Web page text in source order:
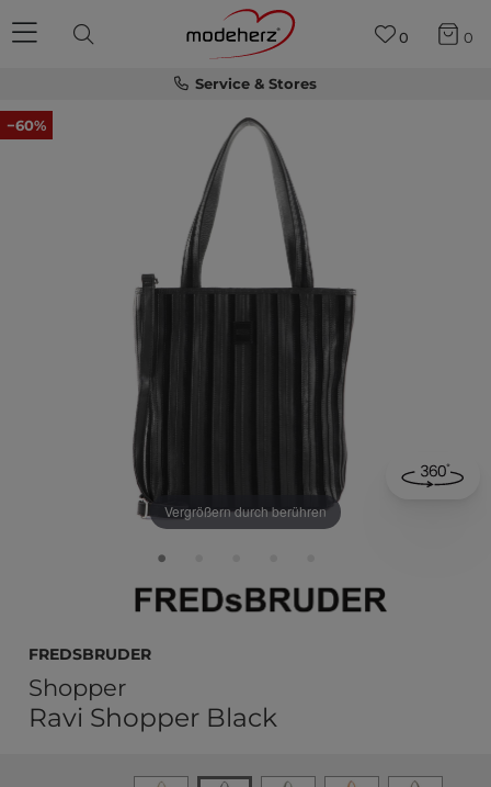
Service & Stores
0 0
−60%
Vergrößern durch berühren
FREDsBRUDER
Shopper
Ravi Shopper Black